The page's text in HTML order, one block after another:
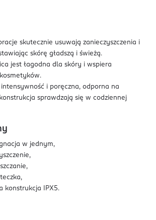
skutecznie usuwają zanieczyszczenia i
skórę gładszą i świeżą.
jest łagodna dla skóry i wspiera
i poręczna, odporna na
sprawdzają się w codziennej
w jednym,
konstrukcja IPX5.